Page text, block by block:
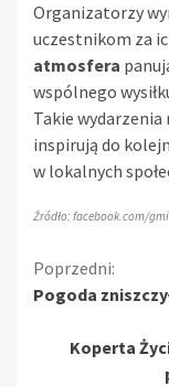
Organizatorzy
uczestnikom za
atmosfera
wspólnego
Takie
inspirują do
w lokalnych
Źródło: facebook.com/
Kontynuuj
czytanie
Poprzedni:
Pogoda
Koperta